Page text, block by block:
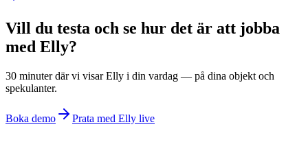
Vill du testa och se hur det är att jobba
med Elly?
30 minuter där vi visar Elly i din vardag — på dina objekt och
spekulanter.
Boka demo Prata med Elly live